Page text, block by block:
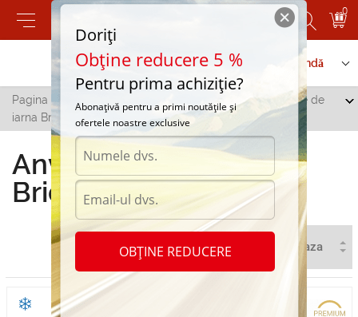
0
Contactați-ne Serviciu de comandă
Pagina principală Falesti/
Anvelope de
iarna Bridgestone in Falesti
Anvelope de iarna
Bridgestone in Falesti
Doriți
Obține reducere 5 %
Pentru prima achiziție?
Abonațivă pentru a primi noutățile și
ofertele noastre exclusive
OBȚINE REDUCERE